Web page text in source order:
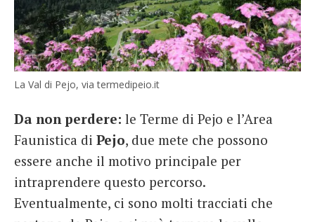
La Val di Pejo, via termedipeio.it
Da non perdere: le Terme di Pejo e l’Area
Faunistica di Pejo, due mete che possono
essere anche il motivo principale per
intraprendere questo percorso.
Eventualmente, ci sono molti tracciati che